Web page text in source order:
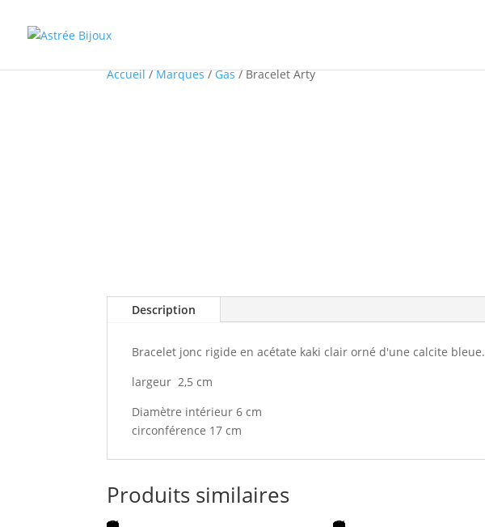
Accueil/Marques/Gas/ Bracelet Arty
Description
Bracelet jonc rigide en acétate kaki clair orné d'une calcite bleue.
largeur 2,5 cm
Diamètre intérieur 6 cm
circonférence 17 cm
Produits similaires